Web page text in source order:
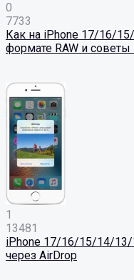
0
7733
Как на iPhone 17/16/
формате RAW и советы
1
13481
iPhone 17/16/15/14/13/
через AirDrop